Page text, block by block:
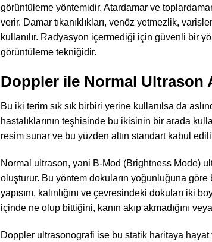
görüntüleme yöntemidir. Atardamar ve
verir. Damar tıkanıklıkları, venöz yetmezlik,
kullanılır. Radyasyon içermediği için güvenli bir
görüntüleme tekniğidir.
Doppler ile Normal Ultrason
Bu iki terim sık sık birbiri yerine kullanılsa da
hastalıklarının teşhisinde bu ikisinin bir arada
resim sunar ve bu yüzden altın standart kabul
Normal ultrason, yani B-Mod (Brightness Mode)
oluşturur. Bu yöntem dokuların yoğunluğuna
yapısını, kalınlığını ve çevresindeki dokuları iki
içinde ne olup bittiğini, kanın akıp akmadığını
Doppler ultrasonografi ise bu statik haritaya